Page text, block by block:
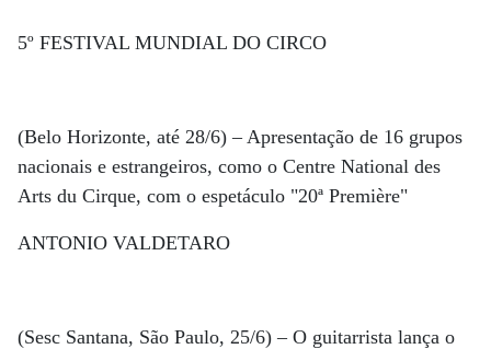
5º FESTIVAL MUNDIAL DO CIRCO
(Belo Horizonte, até 28/6) – Apresentação de 16 grupos
nacionais e estrangeiros, como o Centre National des
Arts du Cirque, com o espetáculo "20ª Première"
ANTONIO VALDETARO
(Sesc Santana, São Paulo, 25/6) – O guitarrista lança o